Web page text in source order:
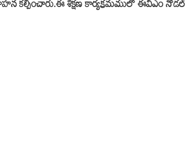
కల్పించారు.ఈ శిక్షణ కార్యక్రమములో ఈవీఎం